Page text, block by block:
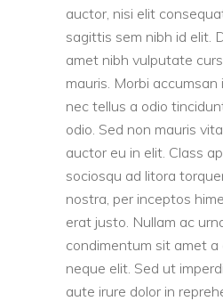
auctor, nisi elit
sagittis sem nibh id elit.
amet nibh vulputate
mauris. Morbi accumsan
nec tellus a odio
odio. Sed non mauris
auctor eu in elit. Class
sociosqu ad litora
nostra, per inceptos
erat justo. Nullam ac
condimentum sit amet a
neque elit. Sed ut
aute irure dolor in